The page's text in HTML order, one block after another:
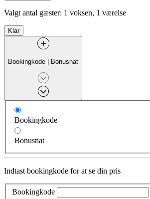
Valgt antal gæster: 1 voksen, 1 værelse
Klar
Bookingkode | Bonusnat
Bookingkode
Bonusnat
Indtast bookingkode for at se din pris
Bookingkode